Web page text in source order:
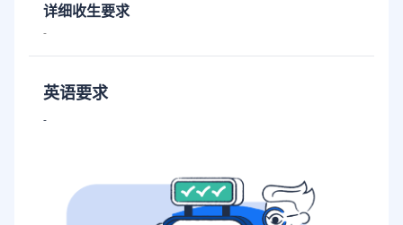
详细收生要求
-
英语要求
-